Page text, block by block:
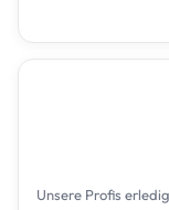
Unsere Profis